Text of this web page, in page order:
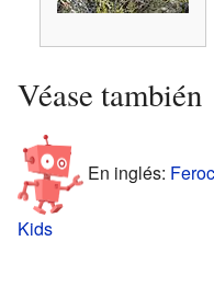
Véase también
En inglés:
Kids